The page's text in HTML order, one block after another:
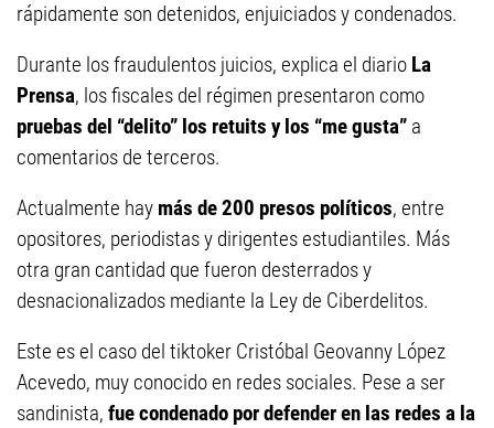
rápidamente son detenidos, enjuiciados y condenados.
Durante los fraudulentos juicios, explica el diario La
Prensa, los fiscales del régimen presentaron como
pruebas del “delito” los retuits y los “me gusta” a
comentarios de terceros.
Actualmente hay más de 200 presos políticos, entre
opositores, periodistas y dirigentes estudiantiles. Más
otra gran cantidad que fueron desterrados y
desnacionalizados mediante la Ley de Ciberdelitos.
Este es el caso del tiktoker Cristóbal Geovanny López
Acevedo, muy conocido en redes sociales. Pese a ser
sandinista, fue condenado por defender en las redes a la